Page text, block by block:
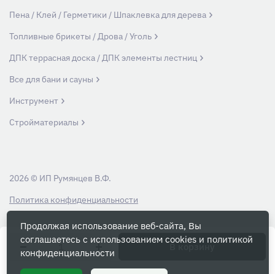
В корзину
Пена / Клей / Герметики / Шпаклевка для дерева
Топливные брикеты / Дрова / Уголь
ДПК террасная доска / ДПК элементы лестниц
Все для бани и сауны
Инструмент
Стройматериалы
Вся информация на данном сайте носит ознакомительный характер и ни
при каких условиях не является публичной офертой, определяемой
положениями Статьи 437 Гражданского кодекса РФ.
Политика конфиденциальности
2026 © ИП Румянцев В.Ф.
Продолжая использование веб-сайта, Вы
соглашаетесь с использованием cookies и политикой
конфиденциальности